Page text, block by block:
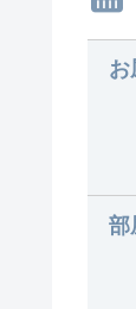
お
部